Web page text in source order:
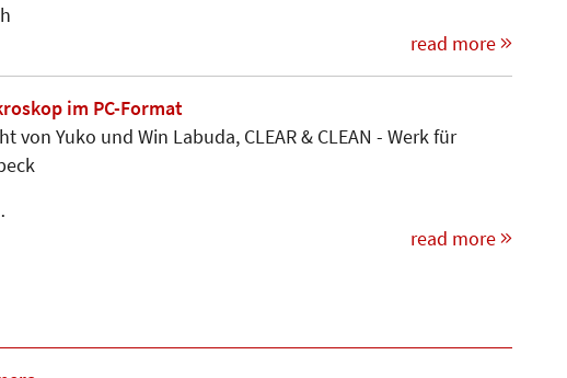
read more
im PC-Format
von Yuko und Win Labuda, CLEAR & CLEAN - Werk für
read more